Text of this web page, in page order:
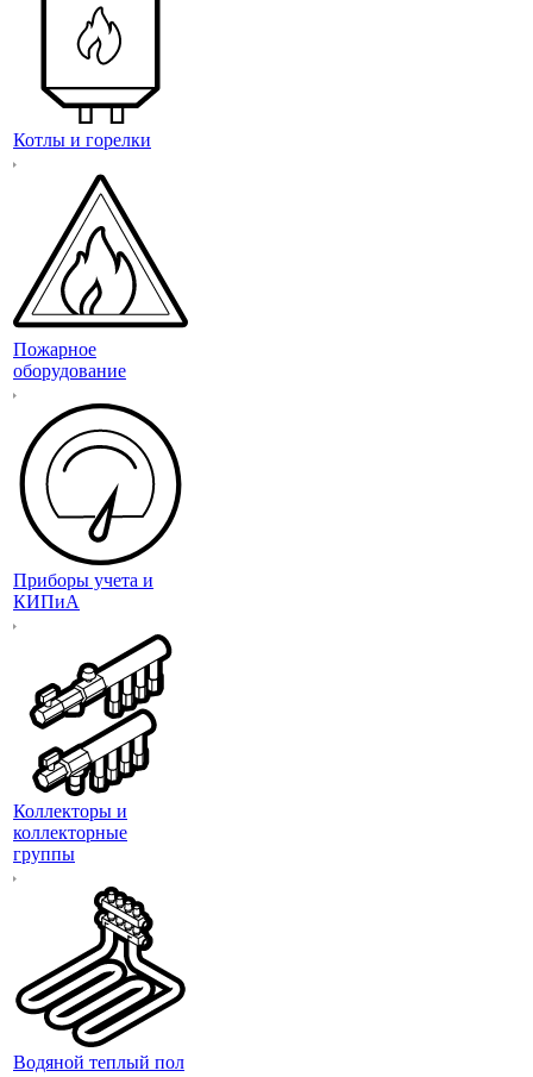
Котлы и горелки
Пожарное
оборудование
Приборы учета и
КИПиА
Коллекторы и
коллекторные
группы
Водяной теплый пол